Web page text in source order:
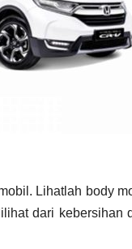
Lihatlah body
dari kebersihan